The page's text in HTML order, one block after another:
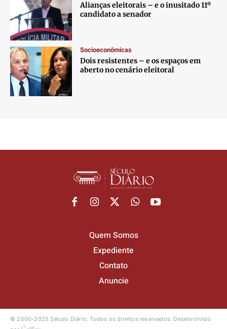
Alianças eleitorais – e o inusitado 11º
candidato a senador
Socioeconômicas
Dois resistentes – e os espaços em
aberto no cenário eleitoral
Quem Somos
Expediente
Contato
Anuncie
© 2000-2025 Século Diário.Todos os direitos reservados. Desenvolvido